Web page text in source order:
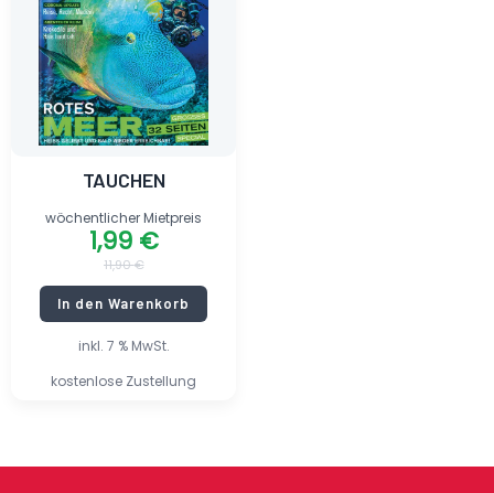
inkl. 7 % MwSt.
kostenlose Zustellung
TAUCHEN
11,90€
1,99 €
wöchentlicher Mietpreis
In den Warenkorb